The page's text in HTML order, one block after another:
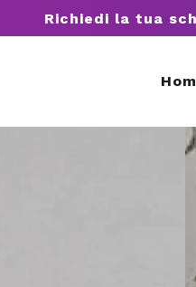
Richiedi la tua